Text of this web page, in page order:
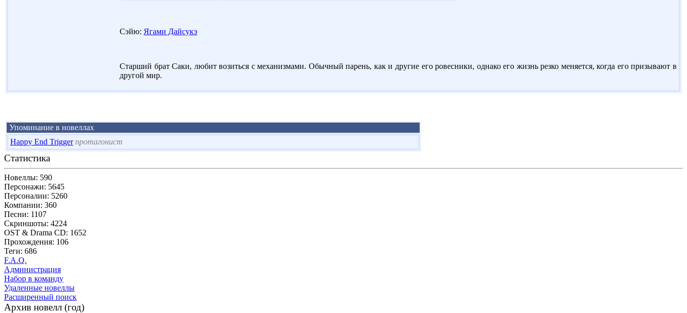
Сэйю: Ягами Дайсукэ
Старший брат Саки, любит возиться с механизмами. Обычный парень, как и другие его ровесники, однако его жизнь резко меняется, когда его призывают в
другой мир.
Упоминание в новеллах
Happy End Trigger протагонист
Статистика
Новеллы: 590
Персонажи: 5645
Персоналии: 5260
Компании: 360
Песни: 1107
Скриншоты: 4224
OST & Drama CD: 1652
Прохождения: 106
Теги: 686
F.A.Q.
Администрация
Набор в команду
Удаленные новеллы
Расширенный поиск
Архив новелл (год)